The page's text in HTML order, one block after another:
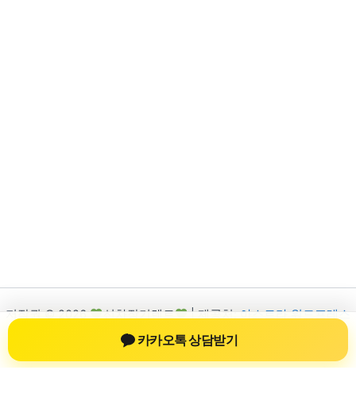
저작권 © 2026 신차장기렌트 | 제공처:
아스트라 워드프레스
테마
카카오톡 상담받기